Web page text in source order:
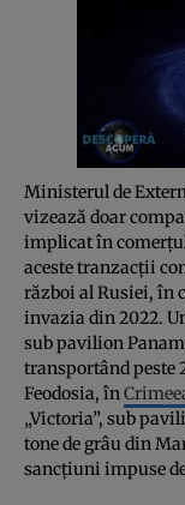
Ministerul de
vizează doar
implicat în
aceste tranzacții
război al Rusiei, în
invazia din 2022.
sub pavilion
transportând peste
Feodosia, în
„Victoria”, sub
tone de grâu din
sancțiuni impuse